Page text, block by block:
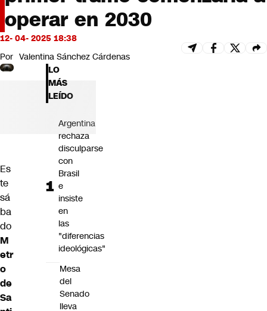
Opinión
operar en 2030
12- 04- 2025 18:38
Por Valentina Sánchez Cárdenas
Es
te
sá
ba
do
M
etr
o
de
Sa
LO
MÁS
LEÍDO
Argentina
rechaza
disculparse
con
Brasil
e
insiste
en
las
"diferencias
ideológicas"
Mesa
del
Senado
lleva